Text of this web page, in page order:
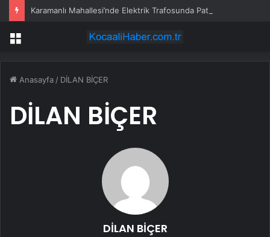
Menü
Anasayfa / DİLAN BİÇER
DİLAN BİÇER
DİLAN BİÇER